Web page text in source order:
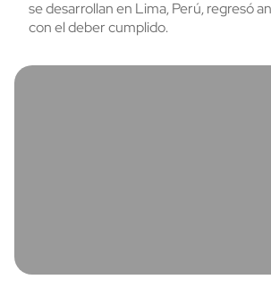
se desarrollan en Lima, Perú, regresó
con el deber cumplido.